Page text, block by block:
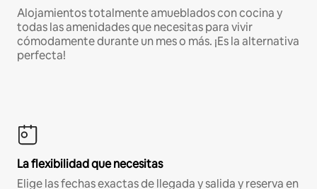
Alojamientos totalmente amueblados con cocina y
todas las amenidades que necesitas para vivir
cómodamente durante un mes o más. ¡Es la alternativa
perfecta!
La flexibilidad que necesitas
Elige las fechas exactas de llegada y salida y reserva en